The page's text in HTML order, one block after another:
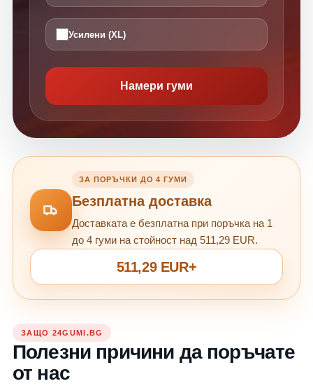
Усилени (XL)
Намери гуми
ЗА ПОРЪЧКИ ДО 4 ГУМИ
Безплатна доставка
Доставката е безплатна при поръчка на 1
до 4 гуми на стойност над 511,29 EUR.
511,29 EUR+
ЗАЩО 24GUMI.BG
Полезни причини да поръчате
от нас